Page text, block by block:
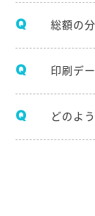
総額の
印刷デ
どのよ